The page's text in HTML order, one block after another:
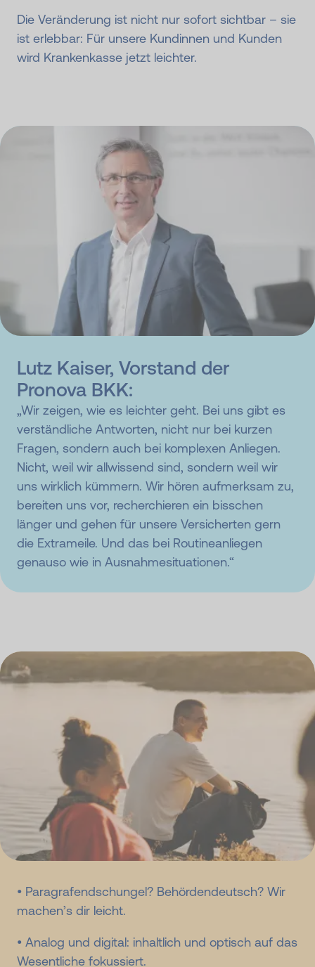
Die Veränderung ist nicht nur sofort sichtbar – sie
ist erlebbar: Für unsere Kundinnen und Kunden
wird Krankenkasse jetzt leichter.
Lutz Kaiser, Vorstand der
Pronova BKK:
„Wir zeigen, wie es leichter geht. Bei uns gibt es
verständliche Antworten, nicht nur bei kurzen
Fragen, sondern auch bei komplexen Anliegen.
Nicht, weil wir allwissend sind, sondern weil wir
uns wirklich kümmern. Wir hören aufmerksam zu,
bereiten uns vor, recherchieren ein bisschen
länger und gehen für unsere Versicherten gern
die Extrameile. Und das bei Routineanliegen
genauso wie in Ausnahmesituationen.“
• Paragrafendschungel? Behördendeutsch? Wir
machen’s dir leicht.
• Analog und digital: inhaltlich und optisch auf das
Wesentliche fokussiert.